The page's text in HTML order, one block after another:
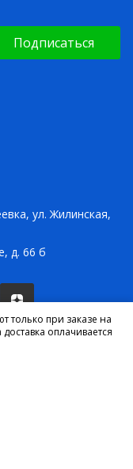
только при заказе на
оплачивается
Подписаться
ул. Жилинская,
д. 66 б